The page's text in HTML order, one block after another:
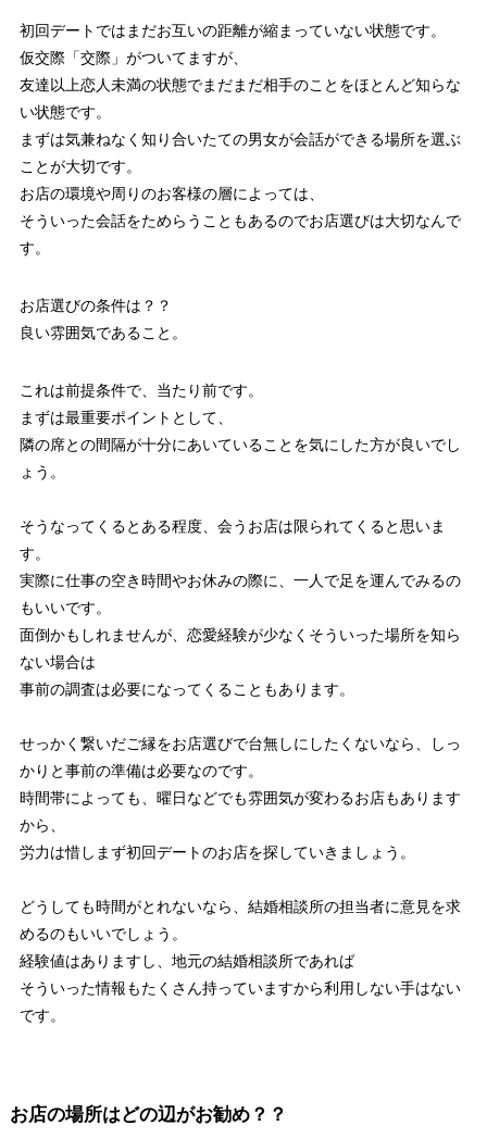
初回デートではまだお互いの距離が縮まっていない状態です。
仮交際「交際」がついてますが、
友達以上恋人未満の状態でまだまだ相手のことをほとんど知らな
い状態です。
まずは気兼ねなく知り合いたての男女が会話ができる場所を選ぶ
ことが大切です。
お店の環境や周りのお客様の層によっては、
そういった会話をためらうこともあるのでお店選びは大切なんで
す。
お店選びの条件は？？
良い雰囲気であること。
これは前提条件で、当たり前です。
まずは最重要ポイントとして、
隣の席との間隔が十分にあいていることを気にした方が良いでし
ょう。
そうなってくるとある程度、会うお店は限られてくると思いま
す。
実際に仕事の空き時間やお休みの際に、一人で足を運んでみるの
もいいです。
面倒かもしれませんが、恋愛経験が少なくそういった場所を知ら
ない場合は
事前の調査は必要になってくることもあります。
せっかく繋いだご縁をお店選びで台無しにしたくないなら、しっ
かりと事前の準備は必要なのです。
時間帯によっても、曜日などでも雰囲気が変わるお店もあります
から、
労力は惜しまず初回デートのお店を探していきましょう。
どうしても時間がとれないなら、結婚相談所の担当者に意見を求
めるのもいいでしょう。
経験値はありますし、地元の結婚相談所であれば
そういった情報もたくさん持っていますから利用しない手はない
です。
お店の場所はどの辺がお勧め？？